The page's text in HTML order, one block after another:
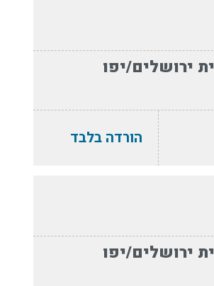
ירושלים/יפו
הורדה בלבד
ירושלים/יפו